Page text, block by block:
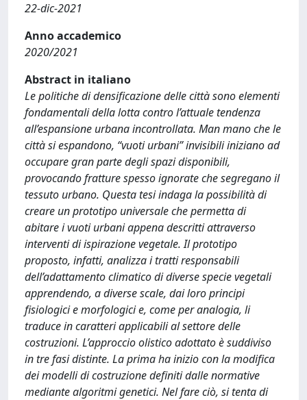
22-dic-2021
Anno accademico
2020/2021
Abstract in italiano
Le politiche di densificazione delle città sono elementi
fondamentali della lotta contro l’attuale tendenza
all’espansione urbana incontrollata. Man mano che le
città si espandono, “vuoti urbani” invisibili iniziano ad
occupare gran parte degli spazi disponibili,
provocando fratture spesso ignorate che segregano il
tessuto urbano. Questa tesi indaga la possibilità di
creare un prototipo universale che permetta di
abitare i vuoti urbani appena descritti attraverso
interventi di ispirazione vegetale. Il prototipo
proposto, infatti, analizza i tratti responsabili
dell’adattamento climatico di diverse specie vegetali
apprendendo, a diverse scale, dai loro principi
fisiologici e morfologici e, come per analogia, li
traduce in caratteri applicabili al settore delle
costruzioni. L’approccio olistico adottato è suddiviso
in tre fasi distinte. La prima ha inizio con la modifica
dei modelli di costruzione definiti dalle normative
mediante algoritmi genetici. Nel fare ciò, si tenta di